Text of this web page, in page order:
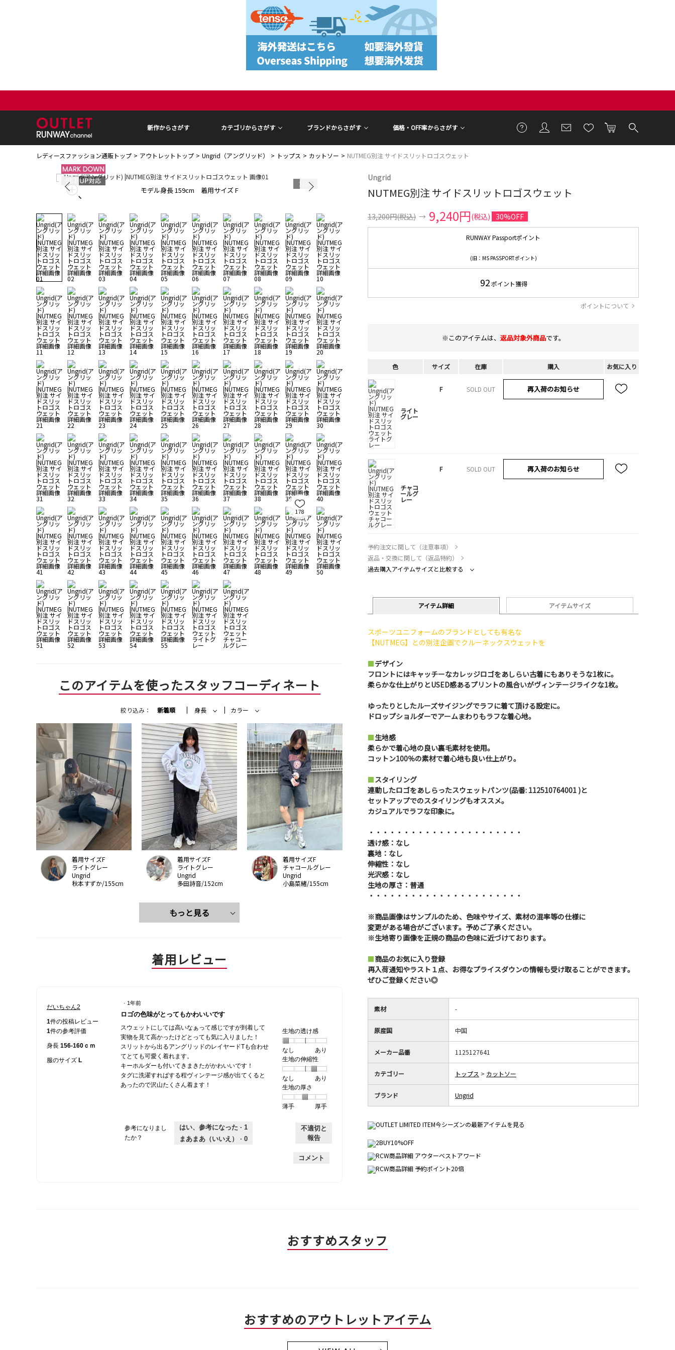
新作からさがす カテゴリからさがす ブランドからさがす 価格・OFF率からさがす
レディースファッション通販トップ アウトレットトップ Ungrid（アングリッド） トップス カットソー NUTMEG別注 サイドスリットロゴスウェット
モデル身長 159cm 着用サイズ F モデル身長 162cm 着用サイズ F
178
1 57
このアイテムを使ったスタッフコーディネート
絞り込み： 新着順 身長 カラー
着用サイズF
ライトグレー
Ungrid
秋本すずか/155cm
着用サイズF
ライトグレー
Ungrid
多田詩音/152cm
着用サイズF
チャコールグレー
Ungrid
小島菜緒/155cm
もっと見る
着用レビュー
だいちゃん2
1件の投稿レビュー
1件の参考評価
身長 156-160ｃｍ
服のサイズ L
5
／
5
個
で
す。
· 1年前
ロゴの色味がとってもかわいいです
スウェットにしては高いなぁって感じですが到着して
実物を見て高かったけどとっても気に入りました！
スリットから出るアングリッドのレイヤードTも合わせ
てとても可愛く着れます。
キーホルダーも付いてきまきたがかわいいです！
タグに洗濯すればする程ヴィンテージ感が出てくると
あったので沢山たくさん着ます！
生地の透け感
なし
1
個
な
し
あり
の
評
は
あ
地
の
け
感,
的
な
価
生地の伸縮性
なし
1
個
し
あり
の
評
あ
り
地
の
性,
平
的
で
す。
生地の厚さ
薄手
個
は
手
厚手
評
価
厚
の
厚
平
／
5
参考になりまし
たか？
はい、参考になった · 1
まあまあ（いいえ） · 0
不適切と
報告
コメント
Ungrid
NUTMEG別注 サイドスリットロゴスウェット
13,200円(税込) → 9,240円(税込) 30%OFF
RUNWAY Passportポイント
(旧：MS PASSPORTポイント)
92ポイント獲得
ポイントについて
※このアイテムは、 返品対象外商品です。
色 サイズ 在庫 購入 お気に入り
ライト
グレー
F SOLD OUT 再入荷のお知らせ
チャコ
ールグ
レー
F SOLD OUT 再入荷のお知らせ
予約注文に関して（注意事項）
返品・交換に関して（返品特約）
過去購入アイテムサイズと比較する
アイテム詳細 アイテムサイズ
スポーツユニフォームのブランドとしても有名な
【NUTMEG】との別注企画でクルーネックスウェットを
■デザイン
フロントにはキャッチーなカレッジロゴをあしらい古着にもありそうな1枚に。
柔らかな仕上がりとUSED感あるプリントの風合いがヴィンテージライクな1枚。
ゆったりとしたルーズサイジングでラフに着て頂ける設定に。
ドロップショルダーでアームまわりもラフな着心地。
■生地感
柔らかで着心地の良い裏毛素材を使用。
コットン100％の素材で着心地も良い仕上がり。
■スタイリング
連動したロゴをあしらったスウェットパンツ(品番: 112510764001 )と
セットアップでのスタイリングもオススメ。
カジュアルでラフな印象に。
・・・・・・・・・・・・・・・・・・・・・・
透け感：なし
裏地：なし
伸縮性：なし
光沢感：なし
生地の厚さ：普通
・・・・・・・・・・・・・・・・・・・・・・
※商品画像はサンプルのため、色味やサイズ、素材の混率等の仕様に
変更がある場合がございます。予めご了承ください。
※生地寄り画像を正規の商品の色味に近づけております。
■商品のお気に入り登録
再入荷通知やラスト１点、お得なプライスダウンの情報も受け取ることができます。
ぜひご登録ください◎
素材 -
原産国 中国
メーカー品番 1125127641
カテゴリー トップス > カットソー
ブランド Ungrid
おすすめスタッフ
おすすめのアウトレットアイテム